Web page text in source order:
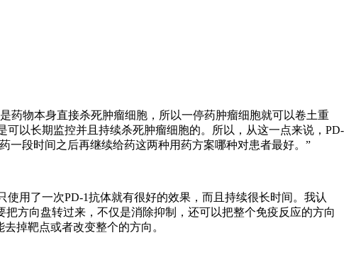
药物本身直接杀死肿瘤细胞，所以一停药肿瘤细胞就可以卷土重
以长期监控并且持续杀死肿瘤细胞的。所以，从这一点来说，PD-
一段时间之后再继续给药这两种用药方案哪种对患者最好。”
用了一次PD-1抗体就有很好的效果，而且持续很长时间。我认
方向盘转过来，不仅是消除抑制，还可以把整个免疫反应的方向
掉靶点或者改变整个的方向。